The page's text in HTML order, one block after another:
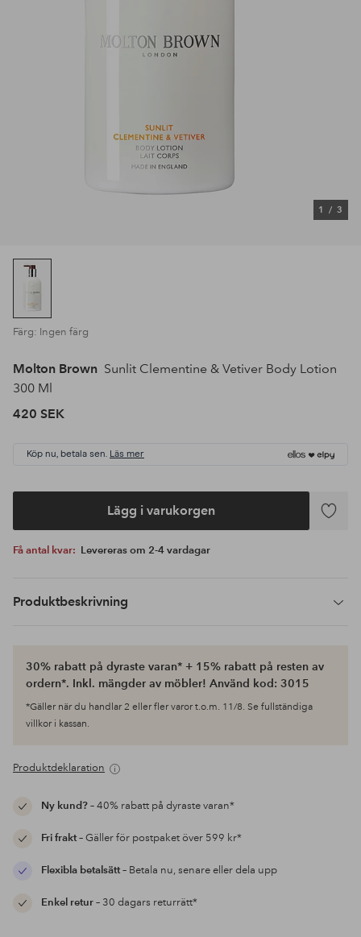
1 / 3
Färg: Ingen färg
Molton Brown Sunlit Clementine & Vetiver Body Lotion
300 Ml
420 SEK
Köp nu, betala sen. Läs mer
Lägg i varukorgen
Lägg
Få antal kvar: Levereras om 2-4 vardagar
Produktbeskrivning
30% rabatt på dyraste varan* + 15% rabatt på resten av
ordern*. Inkl. mängder av möbler! Använd kod: 3015
*Gäller när du handlar 2 eller fler varor t.o.m. 11/8. Se fullständiga
villkor i kassan.
Produktdeklaration
Ny kund?– 40% rabatt på dyraste varan*
Fri frakt– Gäller för postpaket över 599 kr*
Flexibla betalsätt– Betala nu, senare eller dela upp
Enkel retur– 30 dagars returrätt*